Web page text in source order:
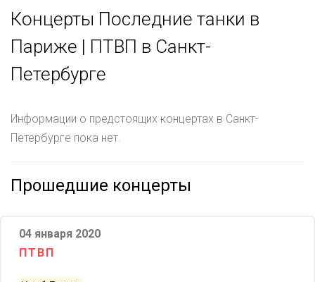
Концерты Последние танки в
Париже | ПТВП в Санкт-
Петербурге
Информации о предстоящих концертах в Санкт-
Петербурге пока нет.
Прошедшие концерты
04 января 2020
ПТВП